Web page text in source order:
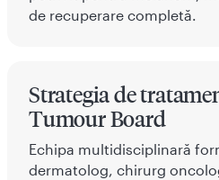
de recuperare completă.
Strategia de
Tumour Board
Echipa multidisciplinară
dermatolog, chirurg